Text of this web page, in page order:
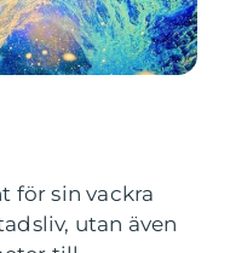
för sin vackra
utan även